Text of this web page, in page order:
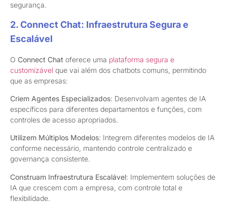
segurança.
2. Connect Chat: Infraestrutura Segura e
Escalável
O Connect Chat oferece uma plataforma segura e
customizável que vai além dos chatbots comuns, permitindo
que as empresas:
Criem Agentes Especializados: Desenvolvam agentes de IA
específicos para diferentes departamentos e funções, com
controles de acesso apropriados.
Utilizem Múltiplos Modelos: Integrem diferentes modelos de IA
conforme necessário, mantendo controle centralizado e
governança consistente.
Construam Infraestrutura Escalável: Implementem soluções de
IA que crescem com a empresa, com controle total e
flexibilidade.